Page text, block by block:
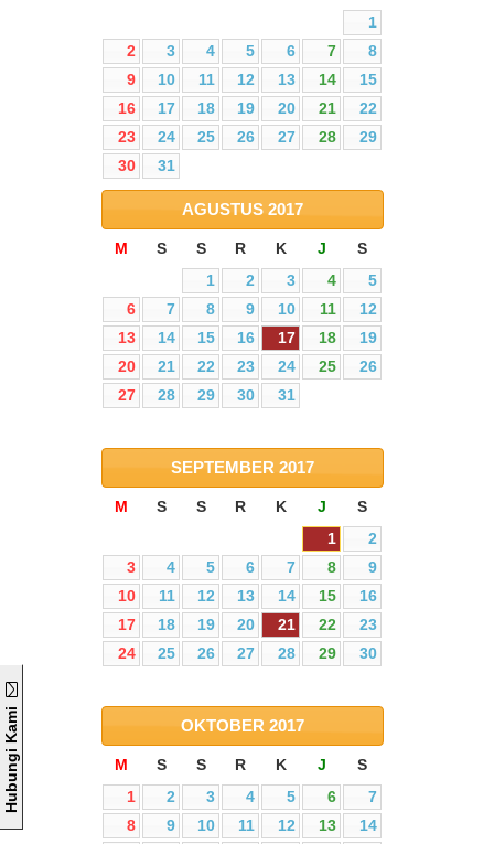
Hubungi Kami
1
2
3 4 5 6 7
8
9
10 11 12 13 14
15
16
17 18 19 20 21
22
23
24 25 26 27 28
29
30
31
AGUSTUS 2017
M S S R K J
S
1
2 3 4
5
6
7 8 9 10 11
12
13
14 15 16 17 18
19
20
21 22 23 24 25
26
27
28 29 30 31
SEPTEMBER 2017
M S S R K J
S
1
2
3
4 5 6 7 8
9
10
11 12 13 14 15
16
17
18 19 20 21 22
23
24
25 26 27 28 29 30
OKTOBER 2017
M S S R K J
S
1
2 3 4 5 6
7
8
9 10 11 12 13
14